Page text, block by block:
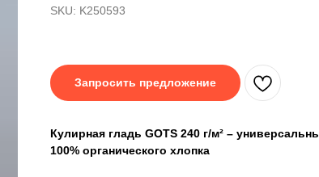
SKU: K250593
Запросить предложение
Кулирная гладь GOTS 240 г/м² –
100% органического хлопка